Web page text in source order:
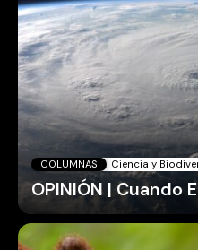
COLUMNAS Ciencia y
OPINIÓN | Cuando